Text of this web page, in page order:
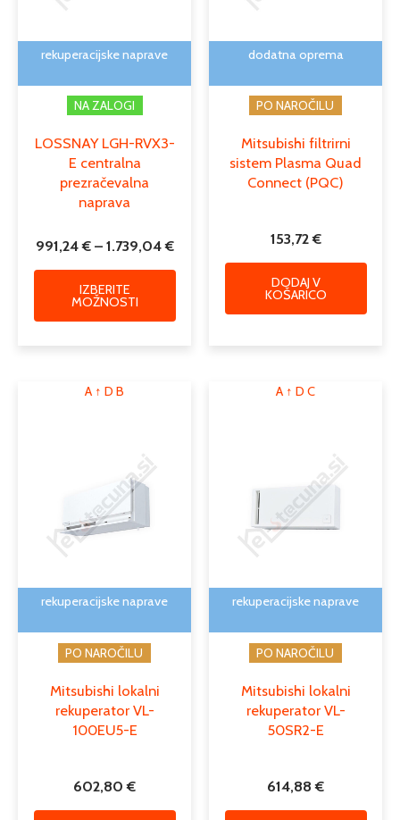
rekuperacijske naprave
NA ZALOGI
LOSSNAY LGH-RVX3-
E centralna
prezračevalna
naprava
991,24€ – 1.739,04€
IZBERITE
MOŽNOSTI
izdelka
dodatna oprema
PO NAROČILU
Mitsubishi filtrirni
sistem Plasma Quad
Connect (PQC)
153,72€
DODAJ V
KOŠARICO
A ↑ D B
rekuperacijske naprave
PO NAROČILU
Mitsubishi lokalni
rekuperator VL-
100EU5-E
602,80€
A ↑ D C
rekuperacijske naprave
PO NAROČILU
Mitsubishi lokalni
rekuperator VL-
50SR2-E
614,88€